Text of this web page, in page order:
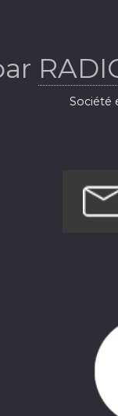
Société